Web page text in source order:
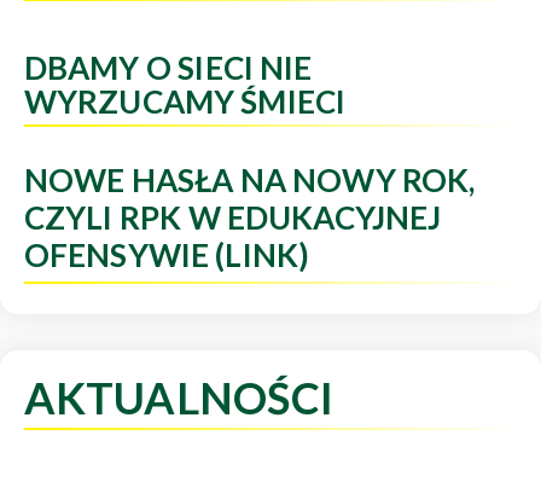
DBAMY O SIECI NIE
WYRZUCAMY ŚMIECI
NOWE HASŁA NA NOWY ROK,
CZYLI RPK W EDUKACYJNEJ
OFENSYWIE (LINK)
AKTUALNOŚCI